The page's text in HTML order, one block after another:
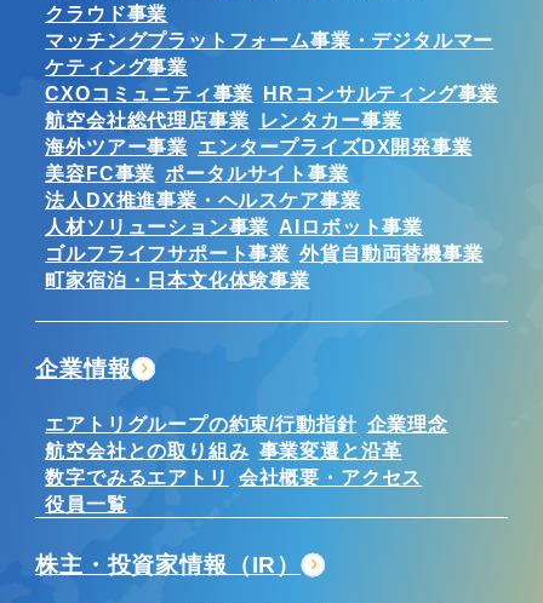
クラウド事業
マッチングプラットフォーム事業・デジタルマー
ケティング事業
CXOコミュニティ事業 HRコンサルティング事業
航空会社総代理店事業
レンタカー事業
海外ツアー事業
エンタープライズDX開発事業
美容FC事業 ポータルサイト事業
法人DX推進事業・ヘルスケア事業
人材ソリューション事業 AIロボット事業
ゴルフライフサポート事業 外貨自動両替機事業
町家宿泊・日本文化体験事業
企業情報
エアトリグループの約束/行動指針 企業理念
航空会社との取り組み 事業変遷と沿革
数字でみるエアトリ
会社概要・アクセス
役員一覧
株主・投資家情報（IR）